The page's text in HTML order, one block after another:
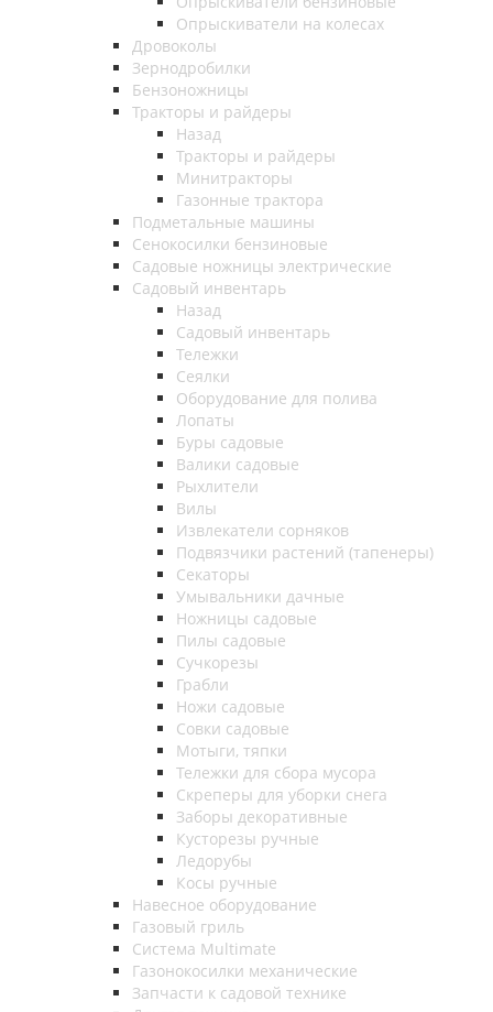
Опрыскиватели на колесах
Дровоколы
Зернодробилки
Бензоножницы
Тракторы и райдеры
Назад
Тракторы и райдеры
Минитракторы
Газонные трактора
Подметальные машины
Сенокосилки бензиновые
Садовые ножницы электрические
Садовый инвентарь
Назад
Садовый инвентарь
Тележки
Сеялки
Оборудование для полива
Лопаты
Буры садовые
Валики садовые
Рыхлители
Вилы
Извлекатели сорняков
Подвязчики растений (тапенеры)
Секаторы
Умывальники дачные
Ножницы садовые
Пилы садовые
Сучкорезы
Грабли
Ножи садовые
Совки садовые
Мотыги, тяпки
Тележки для сбора мусора
Скреперы для уборки снега
Заборы декоративные
Кусторезы ручные
Ледорубы
Косы ручные
Навесное оборудование
Газовый гриль
Система Multimate
Газонокосилки механические
Запчасти к садовой технике